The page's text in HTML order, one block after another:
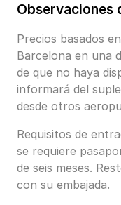
Observaciones
Precios basados
Barcelona en una
de que no haya
informará del
desde otros
Requisitos de
se requiere
de seis meses.
con su embajada.